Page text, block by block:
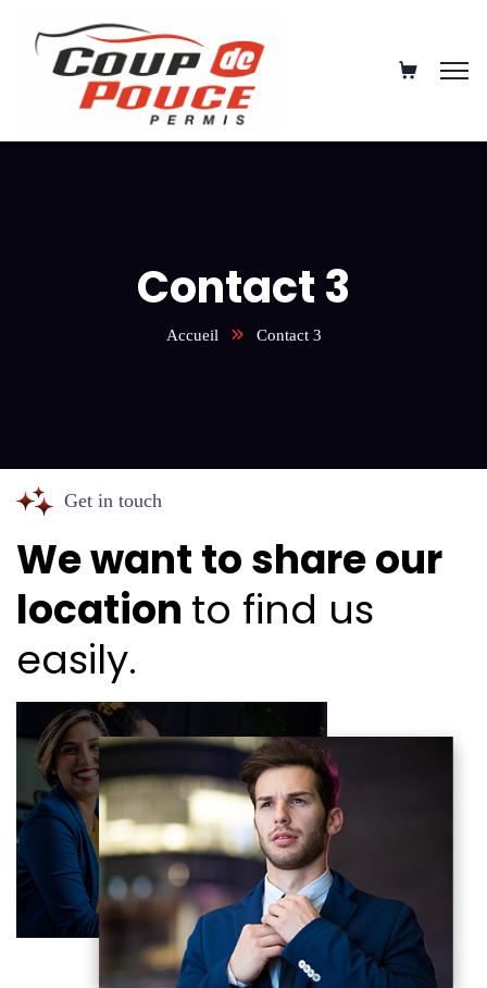
Contact 3
Accueil Contact 3
Get in touch
We want to share our
location to find us
easily.